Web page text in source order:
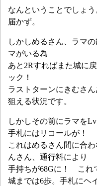
なんということでしょ
届かず。
しかしめるさん、ラマ
マがいる為
あと2Rすればまた城に
ック！
ラストターンにきむさ
狙える状況です。
しかしその前にラマを
手札にはリコールが！
これはめるさん間に合
んさん、通行料により
手持ちが68Gに！ これ
城までは6歩。手札にヘ